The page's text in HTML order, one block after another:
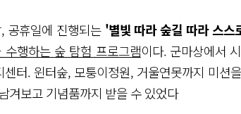
공휴일에 진행되는 '별빛 따라 숲길 따라 스스
수행하는 숲 탐험 프로그램이다. 군마상에서
터. 윈터숲, 모퉁이정원, 거울연못까지 미션
겨보고 기념품까지 받을 수 있었다